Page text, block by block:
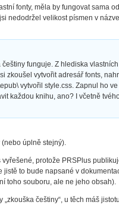
fonty, měla by fungovat sama
nedodržel velikost písmen v
funguje. Z hlediska
zkoušel vytvořit adresář fonts,
vytvořil style.css. Zapnul ho
každou knihu, ano? I včetně
úplně stejný).
vyřešené, protože PRSPlus
jistě to bude napsané v
toho souboru, ale ne jeho obsah).
„zkouška češtiny“, u těch máš